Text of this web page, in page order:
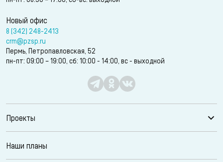
Новый офис
8 (342) 248-2413
crm@pzsp.ru
Пермь, Петропавловская, 52
пн-пт: 09:00 – 19:00, сб: 10:00 - 14:00, вс - выходной
Проекты
Наши планы